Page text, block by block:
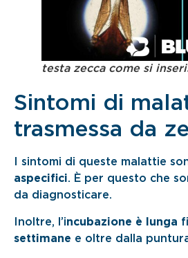
testa zecca come si
Sintomi di
trasmessa da
I sintomi di queste malattie
aspecifici. È per questo che
da diagnosticare.
Inoltre, l’incubazione è lunga
settimane e oltre dalla